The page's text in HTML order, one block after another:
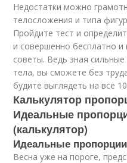
Недостатки можно
телосложения и типа
Пройдите тест и
и совершенно бесплатно и
советы. Ведь зная
тела, вы сможете без
будите выглядеть на все
Калькулятор
Идеальные
(калькулятор)
Идеальные
Весна уже на пороге,